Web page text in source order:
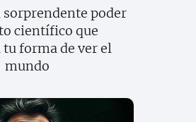
sorprendente poder
científico que
forma de ver el
mundo